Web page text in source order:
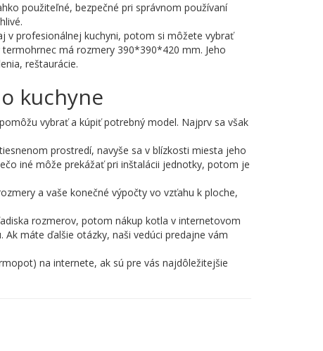
použiteľné, bezpečné pri správnom používaní
v profesionálnej kuchyni, potom si môžete vybrať
má rozmery 390*390*420 mm. Jeho
reštaurácie.
kuchyne
vybrať a kúpiť potrebný model. Najprv sa však
prostredí, navyše sa v blízkosti miesta jeho
iné môže prekážať pri inštalácii jednotky, potom je
a vaše konečné výpočty vo vzťahu k ploche,
rozmerov, potom nákup kotla v internetovom
máte ďalšie otázky, naši vedúci predajne vám
na internete, ak sú pre vás najdôležitejšie